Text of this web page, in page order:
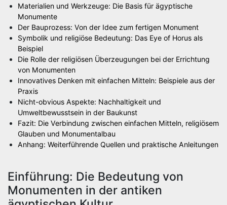
Materialien und Werkzeuge: Die Basis für ägyptische
Monumente
Der Bauprozess: Von der Idee zum fertigen Monument
Symbolik und religiöse Bedeutung: Das Eye of Horus als
Beispiel
Die Rolle der religiösen Überzeugungen bei der Errichtung
von Monumenten
Innovatives Denken mit einfachen Mitteln: Beispiele aus der
Praxis
Nicht-obvious Aspekte: Nachhaltigkeit und
Umweltbewusstsein in der Baukunst
Fazit: Die Verbindung zwischen einfachen Mitteln, religiösem
Glauben und Monumentalbau
Anhang: Weiterführende Quellen und praktische Anleitungen
Einführung: Die Bedeutung von
Monumenten in der antiken